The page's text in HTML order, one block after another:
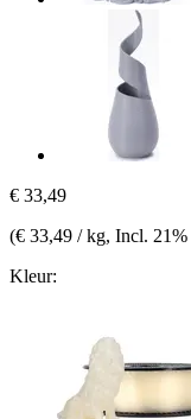
€ 33,49
(€ 33,49 / kg, Incl.
Kleur: